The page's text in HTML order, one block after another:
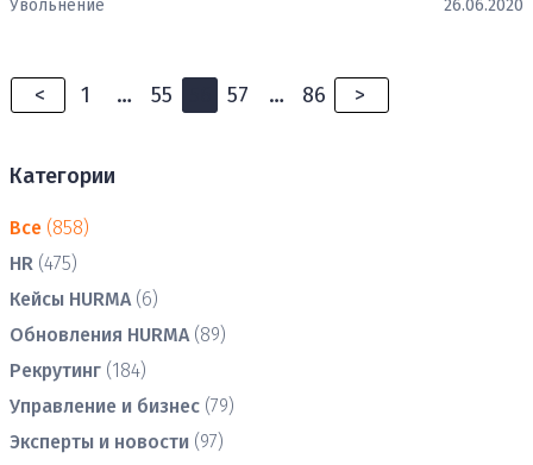
Увольнение 26.06.2020
< 1 … 55 57 … 86 >
Категории
Все (858)
HR (475)
Кейсы HURMA (6)
Обновления HURMA (89)
Рекрутинг (184)
Управление и бизнес (79)
Эксперты и новости (97)